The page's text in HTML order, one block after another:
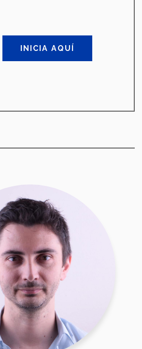
INICIA AQUÍ